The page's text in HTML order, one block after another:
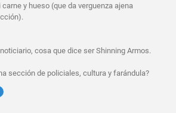
y hueso (que da verguenza ajena
cosa que dice ser Shinning Armos.
sección de policiales, cultura y farándula?